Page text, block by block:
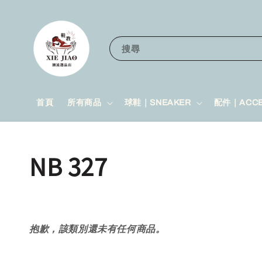
搜尋
首頁 所有商品 球鞋｜SNEAKER 配件｜
NB 327
抱歉，該類別還未有任何商品。